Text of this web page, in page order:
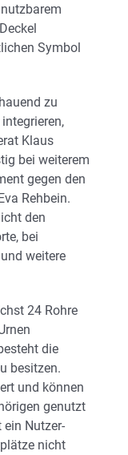
Symbol
zu
Klaus
bei weiterem
gegen den
Rehbein.
den
bei
weitere
24 Rohre
die
besitzen.
und können
genutzt
Nutzer-
nicht